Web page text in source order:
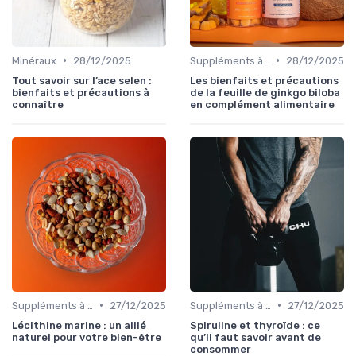
Minéraux •
28/12/2025
Tout savoir sur l’ace selen :
bienfaits et précautions à
connaître
•
28/12/2025
Les bienfaits et précautions
de la feuille de ginkgo biloba
en complément alimentaire
•
27/12/2025
Lécithine marine : un allié
naturel pour votre bien-être
•
27/12/2025
Spiruline et thyroïde : ce
qu’il faut savoir avant de
consommer